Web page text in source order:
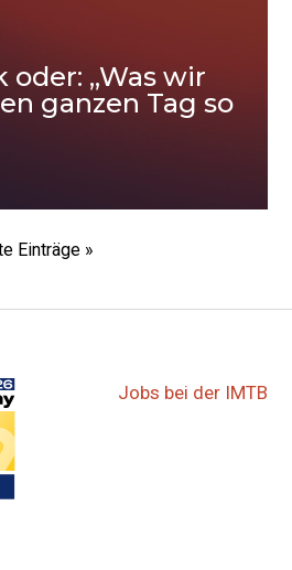
oder: „Was wir
ganzen Tag so
Einträge »
Jobs bei der IMTB